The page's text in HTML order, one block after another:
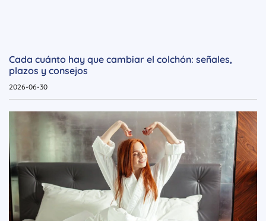
Cada cuánto hay que cambiar el colchón: señales,
plazos y consejos
2026-06-30